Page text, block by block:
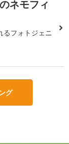
ネモフィ
るフォトジェニ
グ